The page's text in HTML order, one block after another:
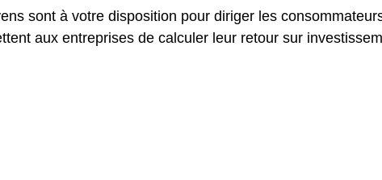
sont à votre disposition pour diriger les
aux entreprises de calculer leur retour sur